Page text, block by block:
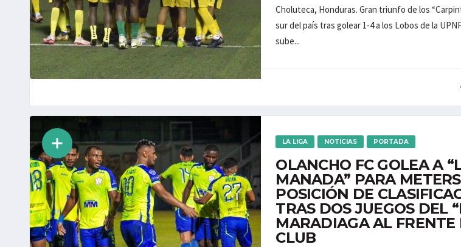
Choluteca, Honduras. Gran triunfo de los
sur del país tras golear 1-4 a los Lobos de la
sube...
LA LIGA NOTICIAS PORTADA
OLANCHO FC GOLEA A
MANADA” PARA
POSICIÓN DE
TRAS DOS JUEGOS DEL
MARADIAGA AL FRENTE
CLUB